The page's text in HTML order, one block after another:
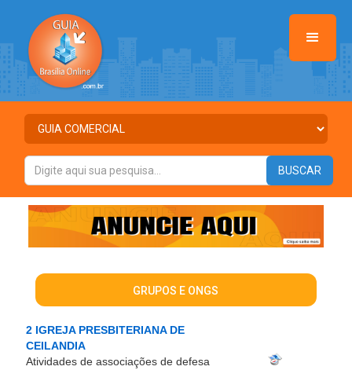
GRUPOS E ONGS
2 IGREJA PRESBITERIANA DE
CEILANDIA
Atividades de associações de defesa